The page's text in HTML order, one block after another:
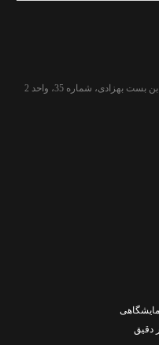
بهزادی، شماره 35، واحد 2
دقیق